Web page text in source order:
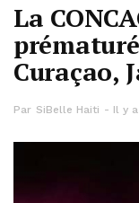
La
Curaçao,
Par SiBelle Haiti Il y